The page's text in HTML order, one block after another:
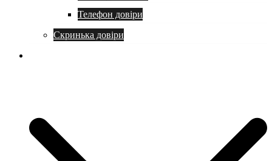
Телефон довіри
Скринька довіри